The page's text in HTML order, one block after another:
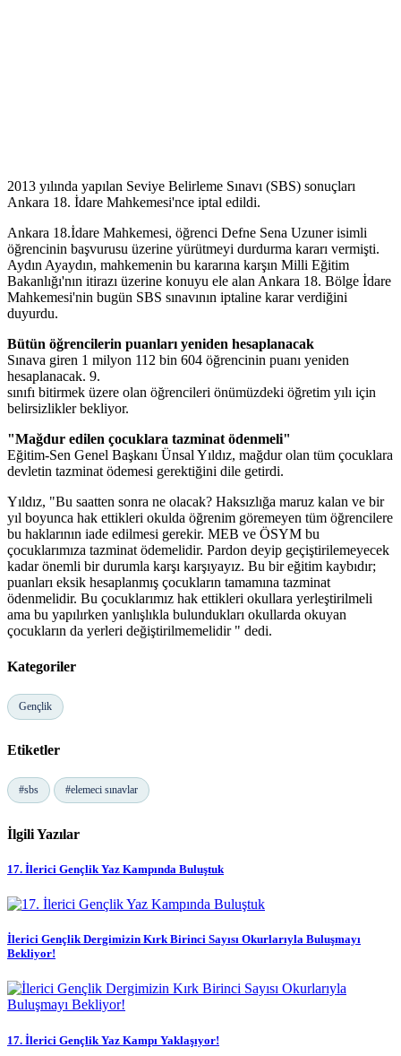
2013 yılında yapılan Seviye Belirleme Sınavı (SBS) sonuçları
Ankara 18. İdare Mahkemesi'nce iptal edildi.
Ankara 18.İdare Mahkemesi, öğrenci Defne Sena Uzuner isimli
öğrencinin başvurusu üzerine yürütmeyi durdurma kararı vermişti.
Aydın Ayaydın, mahkemenin bu kararına karşın Milli Eğitim
Bakanlığı'nın itirazı üzerine konuyu ele alan Ankara 18. Bölge İdare
Mahkemesi'nin bugün SBS sınavının iptaline karar verdiğini
duyurdu.
Bütün öğrencilerin puanları yeniden hesaplanacak
Sınava giren 1 milyon 112 bin 604 öğrencinin puanı yeniden
hesaplanacak. 9.
sınıfı bitirmek üzere olan öğrencileri önümüzdeki öğretim yılı için
belirsizlikler bekliyor.
"Mağdur edilen çocuklara tazminat ödenmeli"
Eğitim-Sen Genel Başkanı Ünsal Yıldız, mağdur olan tüm çocuklara
devletin tazminat ödemesi gerektiğini dile getirdi.
Yıldız, "Bu saatten sonra ne olacak? Haksızlığa maruz kalan ve bir
yıl boyunca hak ettikleri okulda öğrenim göremeyen tüm öğrencilere
bu haklarının iade edilmesi gerekir. MEB ve ÖSYM bu
çocuklarımıza tazminat ödemelidir. Pardon deyip geçiştirilemeyecek
kadar önemli bir durumla karşı karşıyayız. Bu bir eğitim kaybıdır;
puanları eksik hesaplanmış çocukların tamamına tazminat
ödenmelidir. Bu çocuklarımız hak ettikleri okullara yerleştirilmeli
ama bu yapılırken yanlışlıkla bulundukları okullarda okuyan
çocukların da yerleri değiştirilmemelidir " dedi.
Kategoriler
Gençlik
Etiketler
#sbs #elemeci sınavlar
İlgili Yazılar
17. İlerici Gençlik Yaz Kampında Buluştuk
İlerici Gençlik Dergimizin Kırk Birinci Sayısı Okurlarıyla Buluşmayı
Bekliyor!
17. İlerici Gençlik Yaz Kampı Yaklaşıyor!